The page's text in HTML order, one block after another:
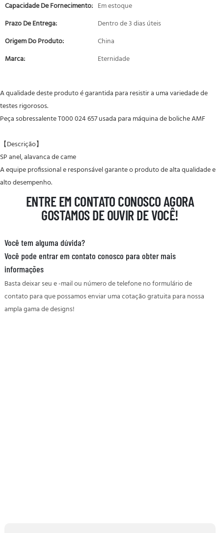
Capacidade De Fornecimento: Em estoque
Prazo De Entrega:
Dentro de 3 dias úteis
Origem Do Produto:
China
Marca:
Eternidade
A qualidade deste produto é garantida para resistir a uma variedade de
testes rigorosos.
Peça sobressalente T000 024 657 usada para máquina de boliche AMF
【Descrição】
SPanel, alavanca de came
A equipe profissional e responsável garante o produto de alta qualidade e
alto desempenho.
ENTRE EM CONTATO CONOSCO AGORA
GOSTAMOS DE OUVIR DE VOCÊ!
Você tem alguma dúvida?
Você pode entrar em contato conosco para obter mais
informações
Basta deixar seu e -mail ou número de telefone no formulário de
contato para que possamos enviar uma cotação gratuita para nossa
ampla gama de designs!